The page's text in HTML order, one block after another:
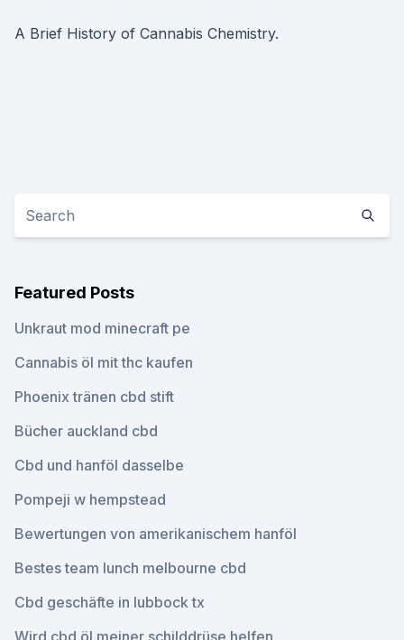
A Brief History of Cannabis Chemistry.
Featured Posts
Unkraut mod minecraft pe
Cannabis öl mit thc kaufen
Phoenix tränen cbd stift
Bücher auckland cbd
Cbd und hanföl dasselbe
Pompeji w hempstead
Bewertungen von amerikanischem hanföl
Bestes team lunch melbourne cbd
Cbd geschäfte in lubbock tx
Wird cbd öl meiner schilddrüse helfen